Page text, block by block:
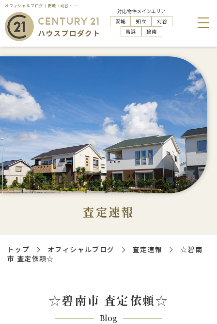
オフィシャルブログ｜安城・刈谷・知立・高浜の不動産売却はハウスプロダクト
対応物件メインエリア
安城
知立
刈谷
高浜
碧南
査定速報
トップ オフィシャルブログ 査定速報
☆碧南
市 査定依頼☆
☆碧南市 査定依頼☆
Blog